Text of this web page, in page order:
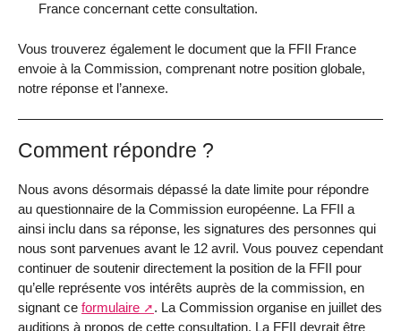
France concernant cette consultation.
Vous trouverez également le document que la FFII France
envoie à la Commission, comprenant notre position globale,
notre réponse et l’annexe.
Comment répondre ?
Nous avons désormais dépassé la date limite pour répondre
au questionnaire de la Commission européenne. La FFII a
ainsi inclu dans sa réponse, les signatures des personnes qui
nous sont parvenues avant le 12 avril. Vous pouvez cependant
continuer de soutenir directement la position de la FFII pour
qu’elle représente vos intérêts auprès de la commission, en
signant ce formulaire
. La Commission organise en juillet des
auditions à propos de cette consultation. La FFII devrait être